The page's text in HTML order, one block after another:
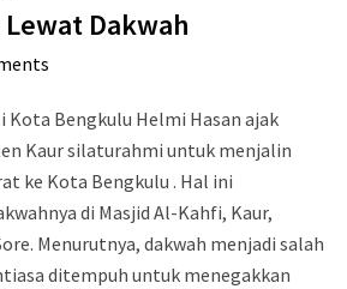
Dakwah
Kota Bengkulu Helmi Hasan ajak
Kaur silaturahmi untuk menjalin
ke Kota Bengkulu . Hal ini
di Masjid Al-Kahfi, Kaur,
Menurutnya, dakwah menjadi salah
ditempuh untuk menegakkan